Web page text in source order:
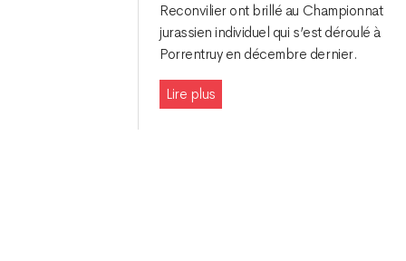
Reconvilier ont brillé au Championnat
jurassien individuel qui s’est déroulé à
Porrentruy en décembre dernier.
Lire plus